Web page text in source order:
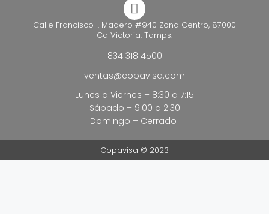
Calle Francisco I. Madero #940 Zona Centro, 87000
Cd Victoria, Tamps.
834 318 4500
ventas@copavisa.com
Lunes a Viernes – 8:30 a 7:15
Sábado – 9:00 a 2:30
Domingo – Cerrado
Copavisa © 2023